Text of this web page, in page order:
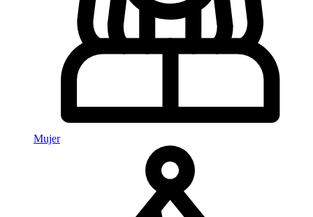
Mujer